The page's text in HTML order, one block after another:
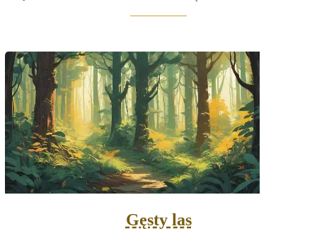
Gęsty las